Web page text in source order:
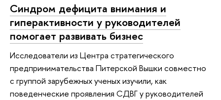
Синдром дефицита внимания и
гиперактивности у руководителей
помогает развивать бизнес
Исследователи из Центра стратегического
предпринимательства Питерской Вышки совместно
с группой зарубежных ученых изучили, как
поведенческие проявления СДВГ у руководителей